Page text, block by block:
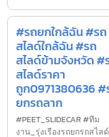
#รถยกใกล้ฉัน #รถ
สไลด์ใกล้ฉัน #รถ
สไลด์ข้ามจังหวัด #
สไลด์ราคา
ถูก0971380636 #
ยกรถลาก
#PEET_SLIDECAR #ทีม
งาน_รุ่งเรืองรถยกรถสไลด์